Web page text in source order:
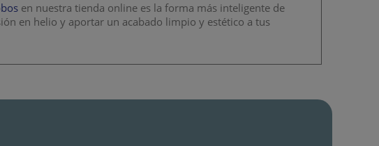
en nuestra tienda online es la forma más inteligente de
en helio y aportar un acabado limpio y estético a tus